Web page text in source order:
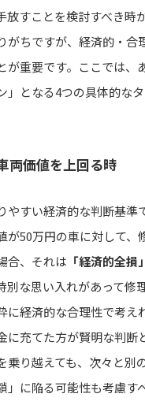
放すことを検討すべき時
がちですが、経済的・合
が重要です。ここでは、
」となる4つの具体的な
両価値を上回る時
やすい経済的な判断基準
が50万円の車に対して、
合、それは 「経済的全損」
別な思い入れがあって修
に経済的な合理性で考え
に充てた方が賢明な判断
乗り越えても、次々と別
」に陥る可能性も考慮す